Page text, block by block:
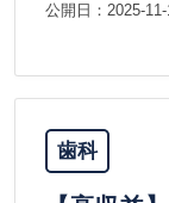
公開日：2025-
歯科